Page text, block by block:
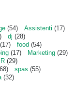
(54) Assistenti (17)
dj (28)
(17) food (54)
(17) Marketing (29)
(29)
spas (55)
(32)